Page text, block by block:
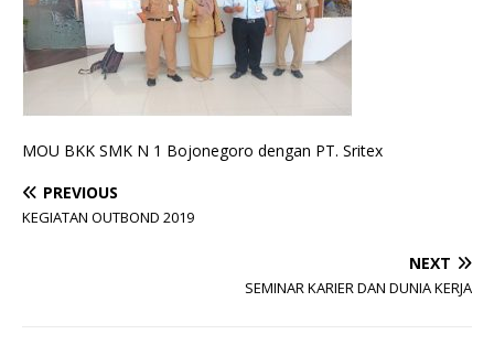
MOU BKK SMK N 1 Bojonegoro dengan PT. Sritex
PREVIOUS
KEGIATAN OUTBOND 2019
NEXT
SEMINAR KARIER DAN DUNIA KERJA